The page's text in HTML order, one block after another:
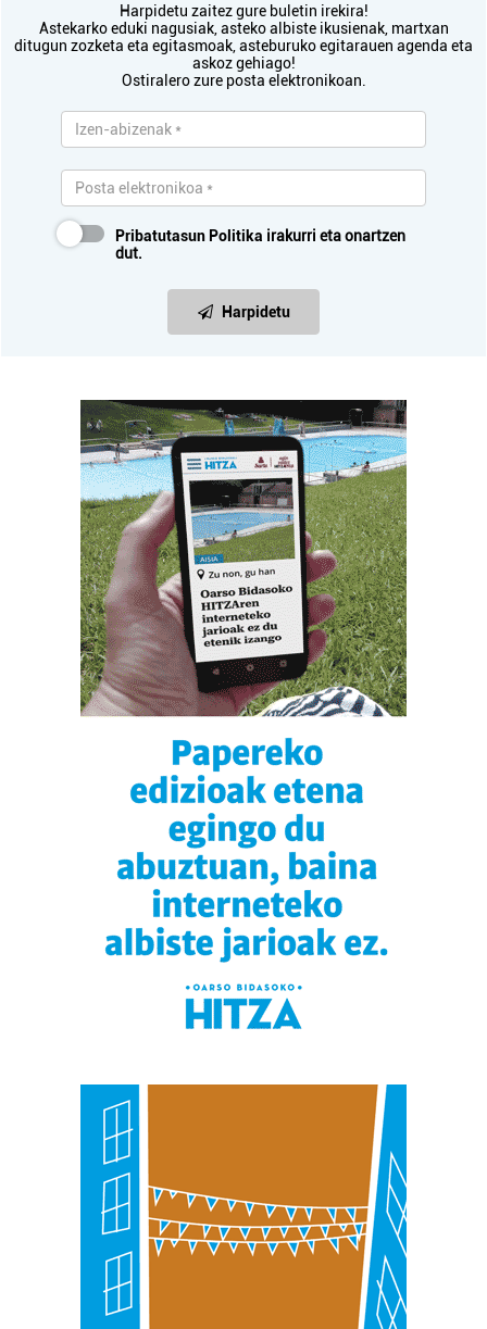
Harpidetu zaitez gure buletin irekira!
Astekarko eduki nagusiak, asteko albiste ikusienak, martxan
ditugun zozketa eta egitasmoak, asteburuko egitarauen agenda eta
askoz gehiago!
Ostiralero zure posta elektronikoan.
Pribatutasun Politika irakurri eta onartzen
dut.
Harpidetu